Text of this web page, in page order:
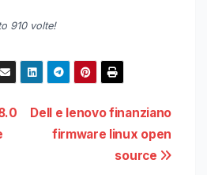
910 volte!
Dell e lenovo finanziano
firmware linux open
source